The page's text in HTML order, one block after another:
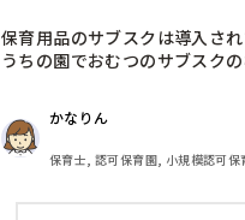
保育用品のサブスクは導入さ
うちの園でおむつのサブスクの
またおむつ以外のサブスク何か
ば教えてください
かなりん
保育士, 認可保育園, 小規模認可保